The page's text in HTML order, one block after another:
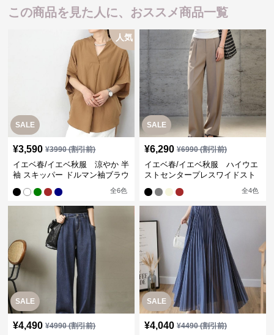
この商品を見た人に、おススメ商品一覧
SALE
人気
¥3,590 ¥3990(割引前)
イエベ春/イエベ秋服 涼やか 半
袖 スキッパー ドルマン袖ブラウ
全6色
SALE
¥6,290 ¥6990(割引前)
イエベ春/イエベ秋服 ハイウエ
ストセンタープレスワイドスト
全4色
SALE
¥4,490 ¥4990(割引前)
SALE
¥4,040 ¥4490(割引前)